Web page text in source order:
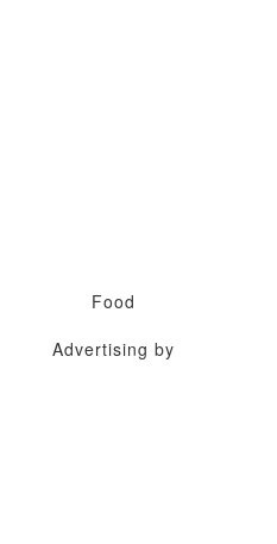
Food
Advertising by